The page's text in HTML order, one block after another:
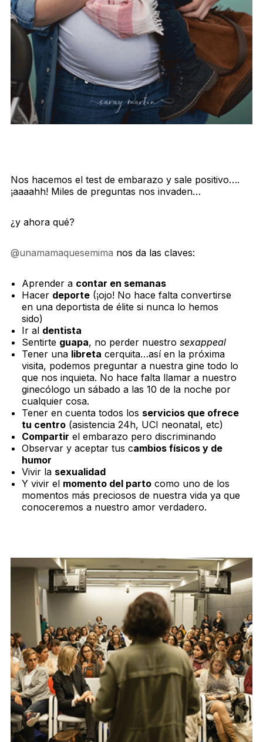
Nos hacemos el test de embarazo y sale positivo….
¡aaaahh! Miles de preguntas nos invaden…
¿y ahora qué?
@unamamaquesemima nos da las claves:
Aprender a contar en semanas
Hacer deporte (¡ojo! No hace falta convertirse
en una deportista de élite si nunca lo hemos
sido)
Ir al dentista
Sentirte guapa, no perder nuestrosexappeal
Tener una libreta cerquita…así en la próxima
visita, podemos preguntar a nuestra gine todo lo
que nos inquieta. No hace falta llamar a nuestro
ginecólogo un sábado a las 10 de la noche por
cualquier cosa.
Tener en cuenta todos los servicios que ofrece
tu centro (asistencia 24h, UCI neonatal, etc)
Compartir el embarazo pero discriminando
Observar y aceptar tus cambios físicos y de
humor
Vivir la sexualidad
Y vivir el momento del parto como uno de los
momentos más preciosos de nuestra vida ya que
conoceremos a nuestro amor verdadero.